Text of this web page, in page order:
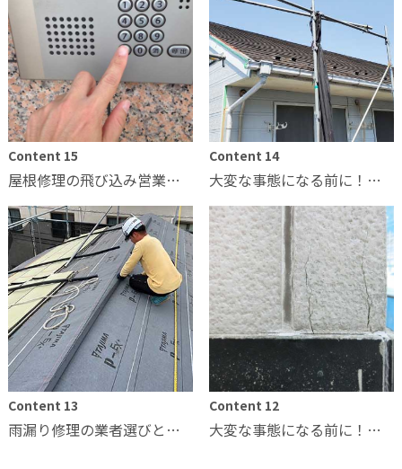
Content 15
屋根修理の飛び込み営業で屋根の状態を指摘されたら！
Content 14
大変な事態になる前に！雨漏り対策をどうするか
Content 13
雨漏り修理の業者選びと雨漏り修理工事
Content 12
大変な事態になる前に！雨漏りが及ぼす影響